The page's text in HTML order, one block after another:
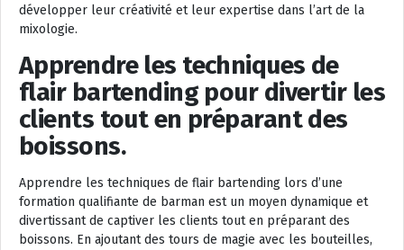
développer leur créativité et leur expertise dans l’art de la
mixologie.
Apprendre les techniques de
flair bartending pour divertir les
clients tout en préparant des
boissons.
Apprendre les techniques de flair bartending lors d’une
formation qualifiante de barman est un moyen dynamique et
divertissant de captiver les clients tout en préparant des
boissons. En ajoutant des tours de magie avec les bouteilles,